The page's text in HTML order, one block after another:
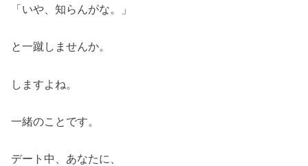
「いや、知らんがな。」
と一蹴しませんか。
しますよね。
一緒のことです。
デート中、あなたに、